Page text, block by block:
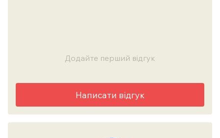
Додайте перший відгук
Написати відгук